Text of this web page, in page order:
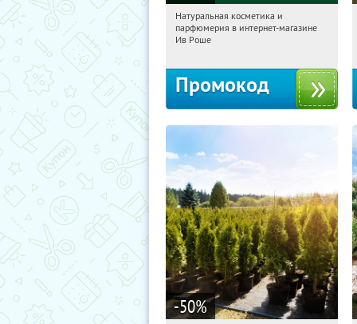
05:36:29 Получили:
Россия
Натуральная косметика и
парфюмерия в интернет-магазине
Ив Роше
Промокод
-50%